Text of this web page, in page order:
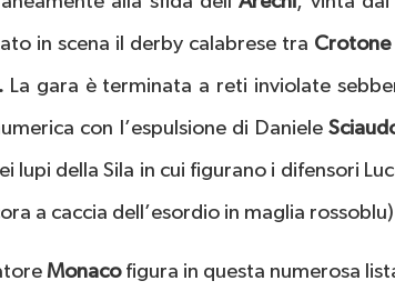
in scena il derby calabrese tra Crotone
La gara è terminata a reti inviolate
con l’espulsione di Daniele
lupi della Sila in cui figurano i difensori
a caccia dell’esordio in maglia
Monacofigura in questa numerosa